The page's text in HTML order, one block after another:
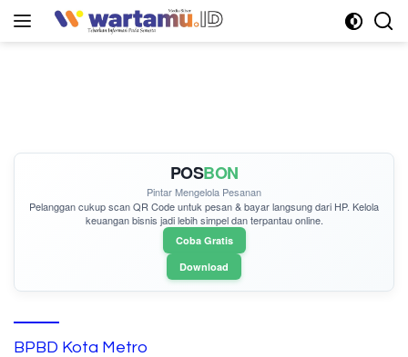
POSBON
Pintar Mengelola Pesanan
Pelanggan cukupscan QR Codeuntuk pesan & bayar langsung dari HP. Kelola
keuangan bisnis jadi lebih simpel dan terpantau online.
Coba Gratis
Download
BPBD Kota Metro